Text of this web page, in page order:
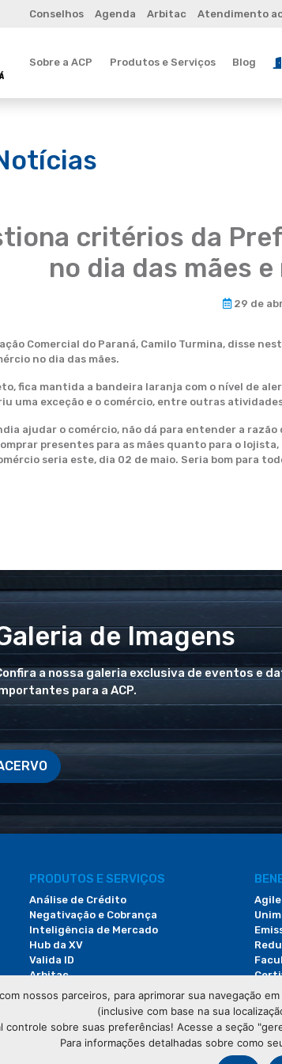
Conselhos Agenda Arbitac Atendimento
Sobre a ACP Produtos e Serviços Blog
critérios da
no dia das mães
29 de
Comercial do Paraná, Camilo Turmina,
no dia das mães.
fica mantida a bandeira laranja com o nível de
uma exceção e o comércio, entre outras
ajudar o comércio, não dá para entender a
presentes para as mães quanto para o
seria este, dia 02 de maio. Seria bom para
de Imagens
a nossa galeria exclusiva de eventos e
para a ACP.
PRODUTOS E SERVIÇOS
Análise de Crédito
Negativação e Cobrança
Inteligência de Mercado
Hub da XV
Valida ID
Arbitac
Locação de Espaços
Agile
nossos parceiros, para aprimorar sua navegação
(inclusive com base na sua
controle sobre suas preferências! Acesse a seção
Para informações detalhadas sobre como